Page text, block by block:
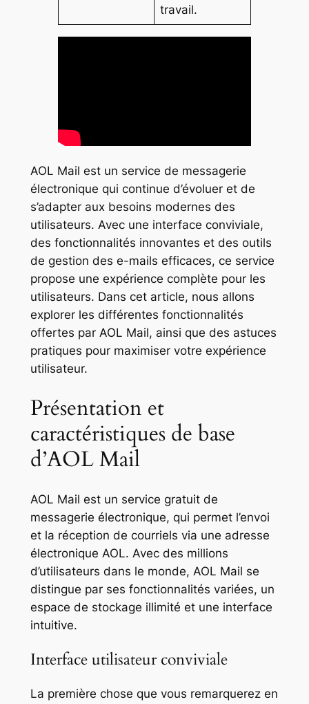
travail.
AOL Mail est un service de messagerie
électronique qui continue d’évoluer et de
s’adapter aux besoins modernes des
utilisateurs. Avec une interface conviviale,
des fonctionnalités innovantes et des outils
de gestion des e-mails efficaces, ce service
propose une expérience complète pour les
utilisateurs. Dans cet article, nous allons
explorer les différentes fonctionnalités
offertes par AOL Mail, ainsi que des astuces
pratiques pour maximiser votre expérience
utilisateur.
Présentation et
caractéristiques de base
d’AOL Mail
AOL Mail est un service gratuit de
messagerie électronique, qui permet l’envoi
et la réception de courriels via une adresse
électronique AOL. Avec des millions
d’utilisateurs dans le monde, AOL Mail se
distingue par ses fonctionnalités variées, un
espace de stockage illimité et une interface
intuitive.
Interface utilisateur conviviale
La première chose que vous remarquerez en